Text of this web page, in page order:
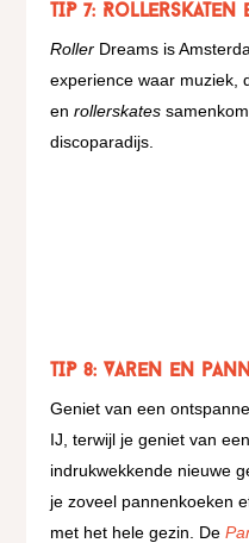
TIP 7: Rollerskaten
Roller Dreams is
experience waar muziek,
enrollerskates
discoparadijs.
TIP 8: Varen en
Geniet van een
IJ, terwijl je geniet van
indrukwekkende nieuwe
je zoveel pannenkoeken
met het hele gezin. De